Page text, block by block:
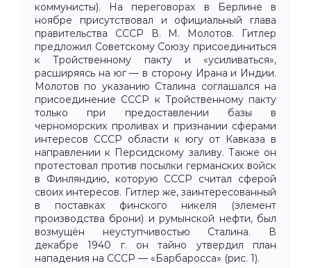
коммунисты). На переговорах в Берлине в
ноябре присутствовал и официальный глава
правительства СССР В. М. Молотов. Гитлер
предложил Советскому Союзу присоединиться
к Тройственному пакту и «усиливаться»,
расширяясь на юг — в сторону Ирана и Индии.
Молотов по указанию Сталина соглашался на
присоединение СССР к Тройственному пакту
только при предоставлении базы в
черноморских проливах и признании сферами
интересов СССР области к югу от Кавказа в
направлении к Персидскому заливу. Также он
протестовал против посылки германских войск
в Финляндию, которую СССР считал сферой
своих интересов. Гитлер же, заинтересованный
в поставках финского никеля (элемент
производства брони) и румынской нефти, был
возмущён неуступчивостью Сталина. В
декабре 1940 г. он тайно утвердил план
нападения на СССР — «Барбаросса» (рис. 1).